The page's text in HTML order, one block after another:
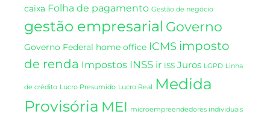
caixa Folha de pagamento Gestão de negócio
gestão empresarial Governo
Governo Federal home office ICMS imposto
de renda Impostos INSS ir ISS Juros LGPD Linha
de crédito Lucro Presumido Lucro Real Medida
Provisória MEI microempreendedores individuais